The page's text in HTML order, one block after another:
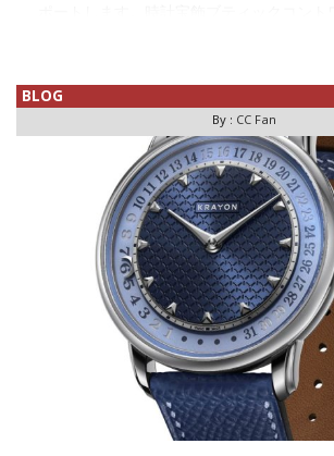
スタイリングギャラリーの協賛で、様々な
BLOG
By : CC Fan